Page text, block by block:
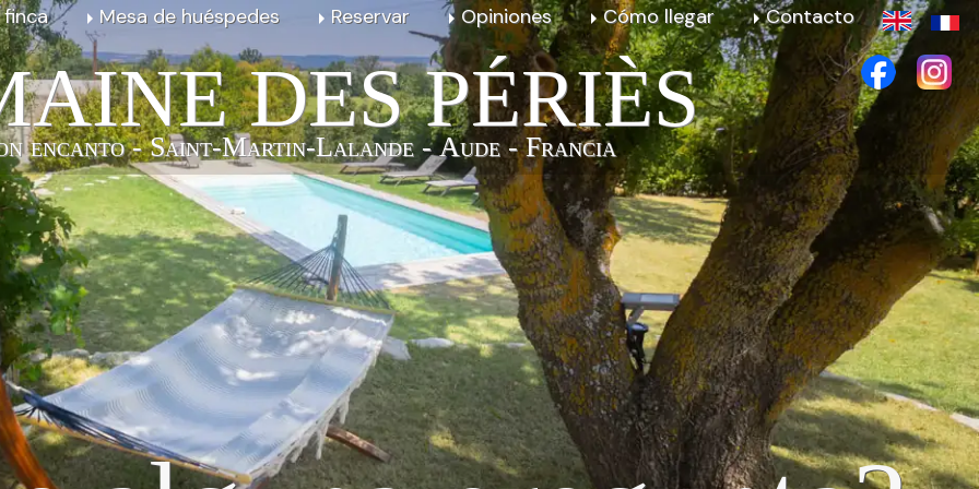
finca Mesa de huéspedes Reservar Opiniones Cómo llegar Contacto
DES PÉRIÈS
encanto - Saint-Martin-Lalande - Aude - Francia